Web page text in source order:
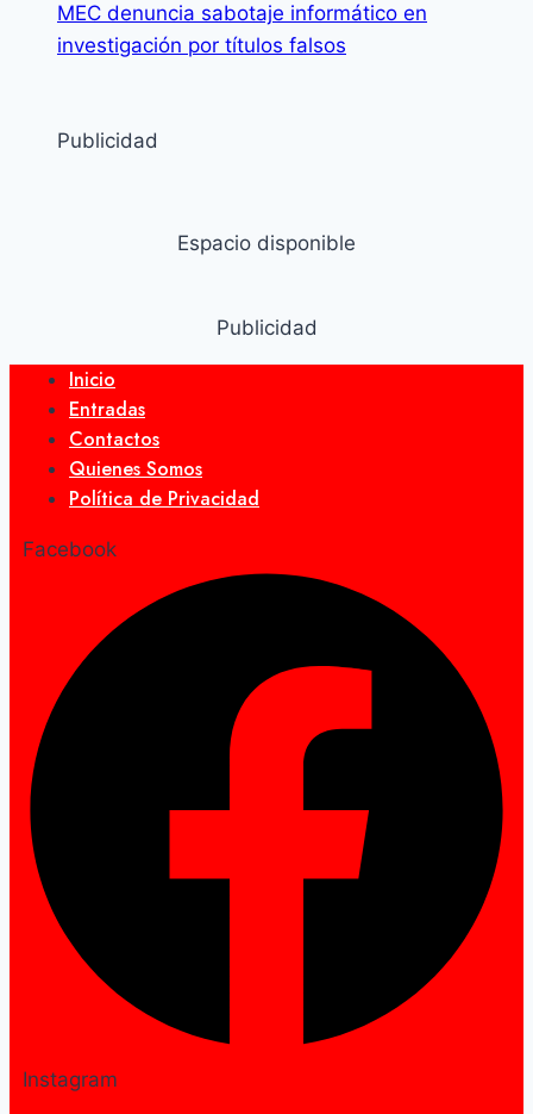
MEC denuncia sabotaje informático en
investigación por títulos falsos
Publicidad
Espacio disponible
Publicidad
Inicio
Entradas
Contactos
Quienes Somos
Política de Privacidad
Facebook
Instagram